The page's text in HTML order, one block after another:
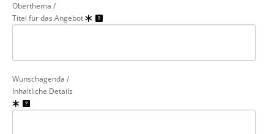
Oberthema /
Titel für das Angebot
Wunschagenda /
Inhaltliche Details